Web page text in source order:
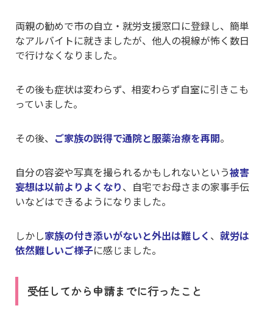
両親の勧めで市の自立・就労支援窓口に登録し、簡単
なアルバイトに就きましたが、他人の視線が怖く数日
で行けなくなりました。
その後も症状は変わらず、相変わらず自室に引きこも
っていました。
その後、 ご家族の説得で通院と服薬治療を再開。
自分の容姿や写真を撮られるかもしれないという被害
妄想は以前よりよくなり、自宅でお母さまの家事手伝
いなどはできるようになりました。
しかし家族の付き添いがないと外出は難しく 、 就労は
依然難しいご様子に感じました。
受任してから申請までに行ったこと